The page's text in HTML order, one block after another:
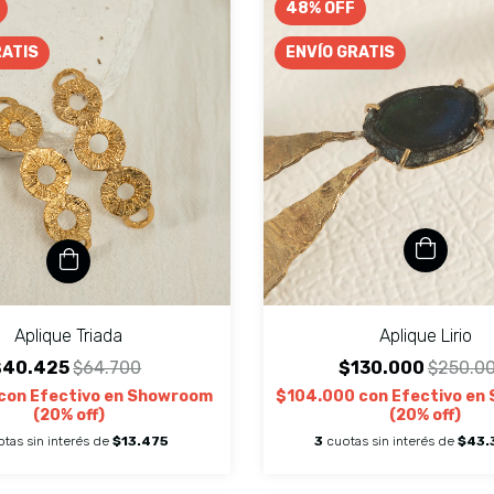
Aplique Triada
$64.700
Efectivo en Showroom
(20% off)
sin interés de $13.475
48% OFF
ENVÍO GRATIS
Aplique Lirio
$130.000
$104.000 con Efectivo en
(20% off)
3 cuotas sin interés de